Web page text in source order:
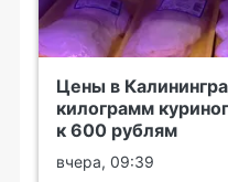
Цены в
килограмм
к 600 рублям
вчера, 09:39